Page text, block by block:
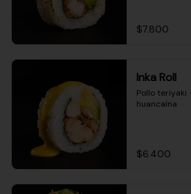
$7.800
Inka Roll
Pollo teriyaki
huancaína
$6.400